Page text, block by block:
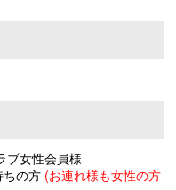
ブ女性会員様
ちの方 (お連れ様も女性の方